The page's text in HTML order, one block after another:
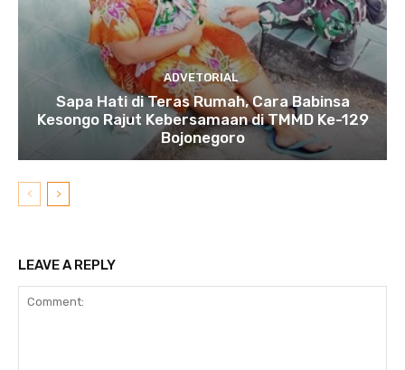
ADVETORIAL
Sapa Hati di Teras Rumah, Cara Babinsa
Kesongo Rajut Kebersamaan di TMMD Ke-129
Bojonegoro
LEAVE A REPLY